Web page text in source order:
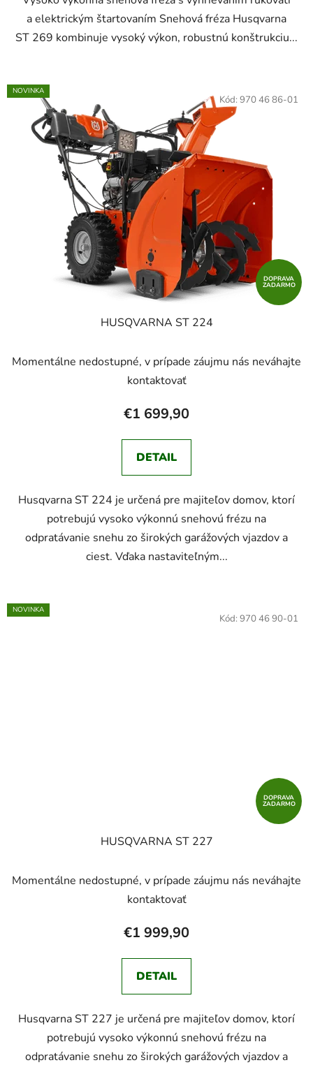
a elektrickým štartovaním Snehová fréza Husqvarna
ST 269 kombinuje vysoký výkon, robustnú konštrukciu...
NOVINKA
DOPRAVA
ZADARMO
HUSQVARNA ST 224
Momentálne nedostupné, v prípade záujmu nás neváhajte
kontaktovať
€1 699,90
DETAIL
Husqvarna ST 224 je určená pre majiteľov domov, ktorí
potrebujú vysoko výkonnú snehovú frézu na
odpratávanie snehu zo širokých garážových vjazdov a
ciest. Vďaka nastaviteľným...
Kód: 970 46 86-01
NOVINKA
DOPRAVA
ZADARMO
HUSQVARNA ST 227
Momentálne nedostupné, v prípade záujmu nás neváhajte
kontaktovať
€1 999,90
DETAIL
Husqvarna ST 227 je určená pre majiteľov domov, ktorí
potrebujú vysoko výkonnú snehovú frézu na
odpratávanie snehu zo širokých garážových vjazdov a
Kód: 970 46 90-01